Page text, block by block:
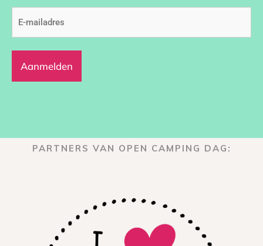
E-
mailadres
PARTNERS VAN OPEN CAMPING DAG: